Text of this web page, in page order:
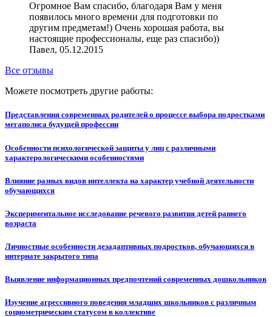
Огромное Вам спасибо, благодаря Вам у меня
появилось много времени для подготовки по
другим предметам!) Очень хорошая работа, вы
настоящие профессионалы, еще раз спасибо))
Павел, 05.12.2015
Все отзывы
Можете посмотреть другие работы:
Представления современных родителей о процессе выбора подростками
мегаполиса будущей профессии
Особенности психологической защиты у лиц с различными
характерологическими особенностями
Влияние разных видов интеллекта на характер учебной деятельности
обучающихся
Экспериментальное исследование речевого развития детей раннего
возраста
Личностные особенности дезадаптивных подростков, обучающихся в
интернате закрытого типа
Выявление информационных предпочтений современных дошкольников
Изучение агрессивного поведения младших школьников с различным
социометрическим статусом в коллективе